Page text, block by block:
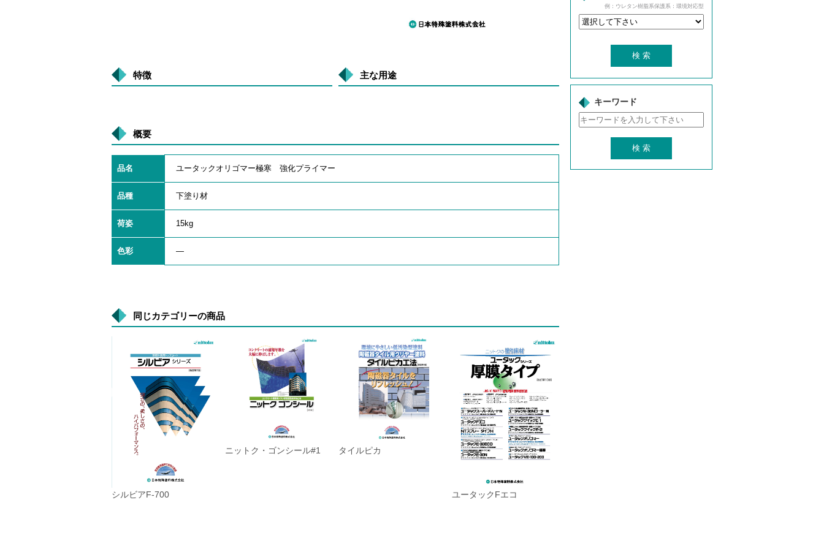
特徴 主な用途
概要
品名 ユータックオリゴマー極寒 強化プライマー
品種 下塗り材
荷姿 15kg
色彩 ―
同じカテゴリーの商品
シルビアF-700
ニットク・ゴンシール#1 タイルピカ
ユータックFエコ
例：ウレタン樹脂系保護系：環境対応型
キーワード